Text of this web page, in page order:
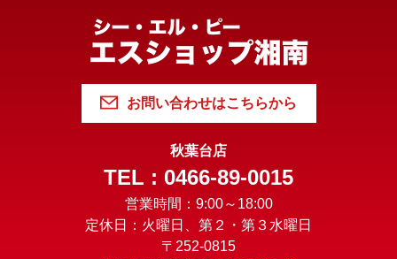
お問い合わせはこちらから
秋葉台店
TEL : 0466-89-0015
営業時間：9:00～18:00
定休日：火曜日、第２・第３水曜日
〒252-0815